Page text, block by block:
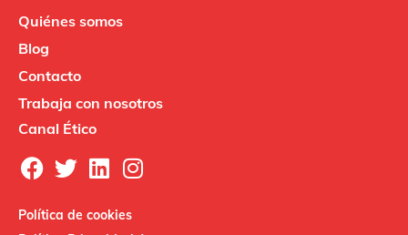
Quiénes somos
Blog
Contacto
Trabaja con nosotros
Canal Ético
Política de cookies